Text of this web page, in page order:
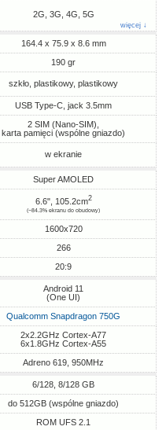
2G, 3G, 4G, 5G
więcej ↓
164.4 x 75.9 x 8.6 mm
190 gr
szkło, plastikowy, plastikowy
USB Type-C, jack 3.5mm
2 SIM (Nano-SIM),
karta pamięci (wspólne gniazdo)
w ekranie
Super AMOLED
6.6", 105.2cm2
(~84.3% ekranu do obudowy)
1600x720
266
20:9
Android 11
(One UI)
Qualcomm Snapdragon 750G
2x2.2GHz Cortex-A77
6x1.8GHz Cortex-A55
Adreno 619, 950MHz
6/128, 8/128 GB
do 512GB (wspólne gniazdo)
ROM UFS 2.1